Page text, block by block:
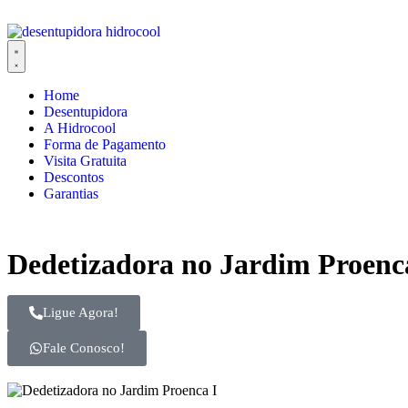
Home
Desentupidora
A Hidrocool
Forma de Pagamento
Visita Gratuita
Descontos
Garantias
Dedetizadora no Jardim
Ligue Agora!
Fale Conosco!